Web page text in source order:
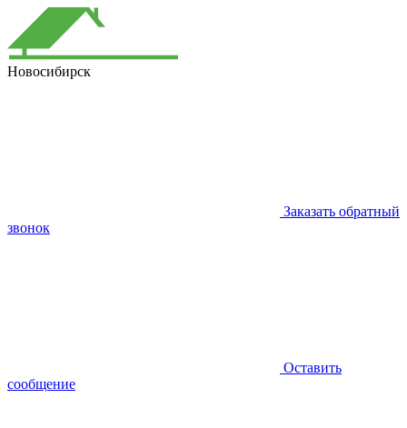
Новосибирск
Заказать обратный
звонок
Оставить
сообщение